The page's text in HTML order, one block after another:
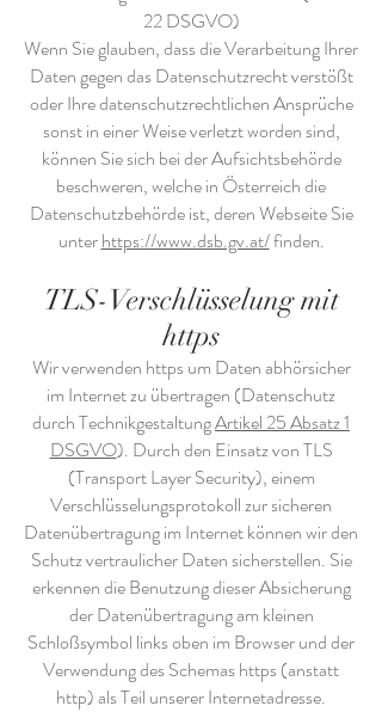
22 DSGVO)
Wenn Sie glauben, dass die Verarbeitung Ihrer
Daten gegen das Datenschutzrecht verstößt
oder Ihre datenschutzrechtlichen Ansprüche
sonst in einer Weise verletzt worden sind,
können Sie sich bei der Aufsichtsbehörde
beschweren, welche in Österreich die
Datenschutzbehörde ist, deren Webseite Sie
unterhttps://www.dsb.gv.at/finden.
TLS-Verschlüsselung mit
https
Wir verwenden https um Daten abhörsicher
im Internet zu übertragen (Datenschutz
durch TechnikgestaltungArtikel 25 Absatz 1
DSGVO). Durch den Einsatz von TLS
(Transport Layer Security), einem
Verschlüsselungsprotokoll zur sicheren
Datenübertragung im Internet können wir den
Schutz vertraulicher Daten sicherstellen. Sie
erkennen die Benutzung dieser Absicherung
der Datenübertragung am kleinen
Schloßsymbol links oben im Browser und der
Verwendung des Schemas https (anstatt
http) als Teil unserer Internetadresse.